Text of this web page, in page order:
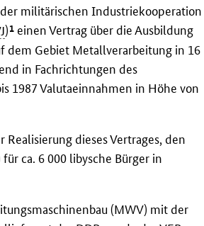
militärischen Industriekooperation
)1 einen Vertrag über die Ausbildung
dem Gebiet Metallverarbeitung in 16
in Fachrichtungen des
1987 Valutaeinnahmen in Höhe von
dieses Vertrages, den
ca. 6 000 libysche Bürger in
(MWV) mit der